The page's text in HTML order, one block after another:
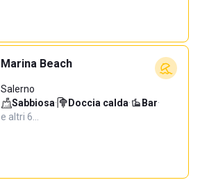
Marina Beach
Salerno
Sabbiosa· Doccia calda· Bar·
e altri 6…